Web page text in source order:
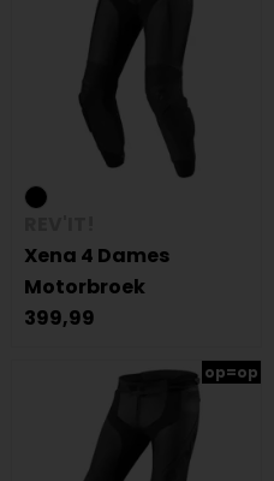
Xena 4 Dames
Motorbroek
399,99
op=op